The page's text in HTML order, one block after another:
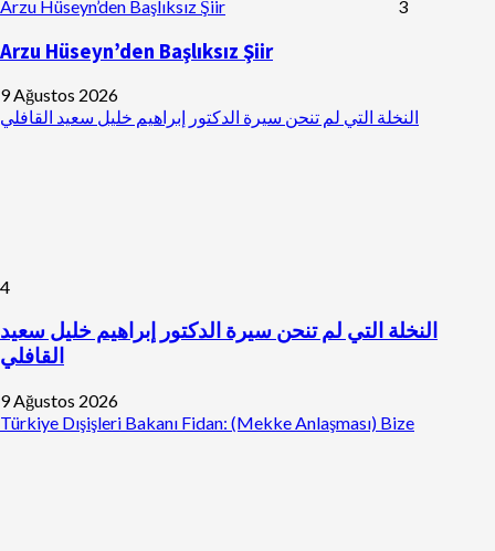
Arzu Hüseyn’den Başlıksız Şiir 3
Arzu Hüseyn’den Başlıksız Şiir
9 Ağustos 2026
النخلة التي لم تنحن سيرة الدكتور إبراهيم خليل سعيد القافلي
4
النخلة التي لم تنحن سيرة الدكتور إبراهيم خليل سعيد
القافلي
9 Ağustos 2026
Türkiye Dışişleri Bakanı Fidan: (Mekke Anlaşması) Bize